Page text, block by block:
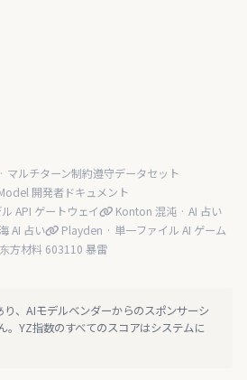
マルチターン制約遵守データセット
開発者ドキュメント
API ゲートウェイ
Konton 混沌 · AI 占い
AI 占い
Playden · 単一ファイル AI ゲーム
东方材料 603110 暴雷
、AIモデルベンダーからのスポンサーシ
。YZ指数のすべてのスコアはシステムに